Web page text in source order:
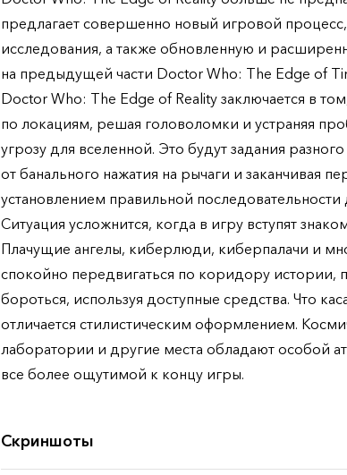
предлагает совершенно новый игровой
исследования, а также обновленную и
на предыдущей части Doctor Who: The Edge of
Doctor Who: The Edge of Reality заключается в
по локациям, решая головоломки и устраняя
угрозу для вселенной. Это будут задания
от банального нажатия на рычаги и заканчивая
установлением правильной
Ситуация усложнится, когда в игру вступят
Плачущие ангелы, киберлюди, киберпалачи и
спокойно передвигаться по коридору истории,
бороться, используя доступные средства. Что
отличается стилистическим оформлением.
лаборатории и другие места обладают особой
все более ощутимой к концу игры.
Скриншоты